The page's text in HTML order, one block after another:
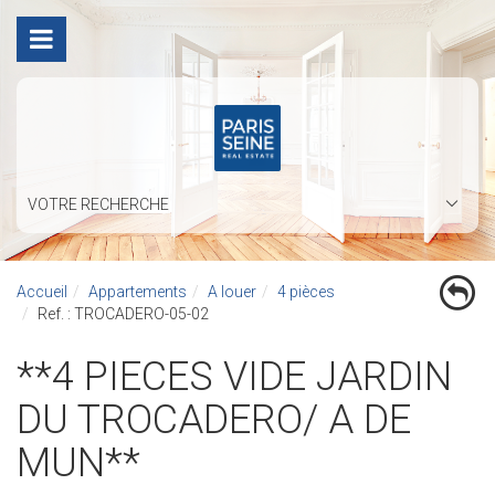
VOTRE RECHERCHE
Accueil Appartements A louer
4 pièces
Ref. : TROCADERO-05-02
**4 PIECES VIDE JARDIN
DU TROCADERO/ A DE
MUN**